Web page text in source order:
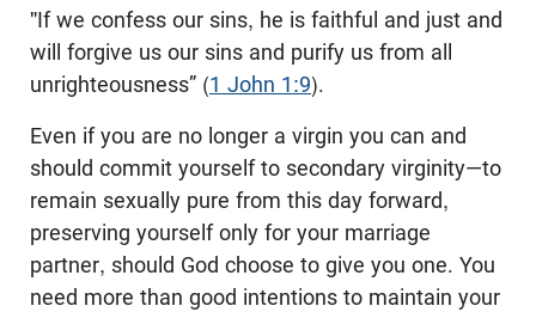
"If we confess our sins, he is faithful and just and
will forgive us our sins and purify us from all
unrighteousness” (1 John 1:9).
Even if you are no longer a virgin you can and
should commit yourself to secondary virginity—to
remain sexually pure from this day forward,
preserving yourself only for your marriage
partner, should God choose to give you one. You
need more than good intentions to maintain your